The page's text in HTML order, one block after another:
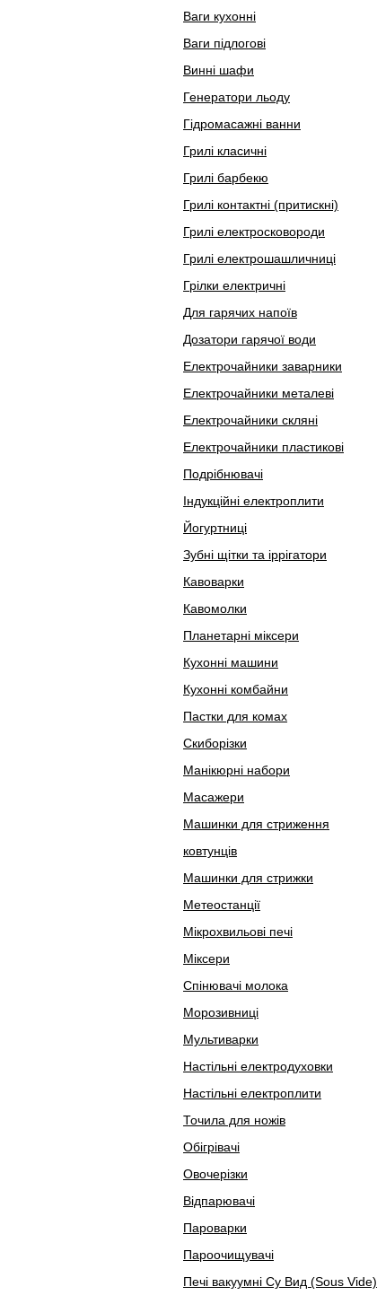
Ваги кухонні
Ваги підлогові
Винні шафи
Генератори льоду
Гідромасажні ванни
Грилі класичні
Грилі барбекю
Грилі контактні (притискні)
Грилі електросковороди
Грилі електрошашличниці
Грілки електричні
Для гарячих напоїв
Дозатори гарячої води
Електрочайники заварники
Електрочайники металеві
Електрочайники скляні
Електрочайники пластикові
Подрібнювачі
Індукційні електроплити
Йогуртниці
Зубні щітки та іррігатори
Кавоварки
Кавомолки
Планетарні міксери
Кухонні машини
Кухонні комбайни
Пастки для комах
Скиборізки
Манікюрні набори
Масажери
Машинки для стриження
ковтунців
Машинки для стрижки
Метеостанції
Мікрохвильові печі
Міксери
Спінювачі молока
Морозивниці
Мультиварки
Настільні електродуховки
Настільні електроплити
Точила для ножів
Обігрівачі
Овочерізки
Відпарювачі
Пароварки
Пароочищувачі
Печі вакуумні Су Вид (Sous Vide)